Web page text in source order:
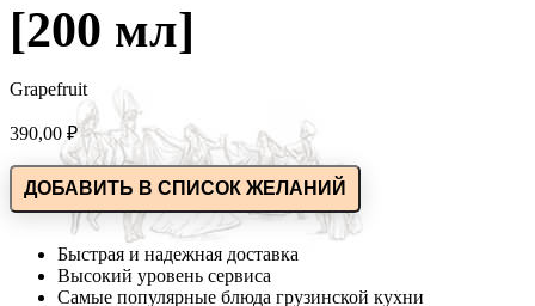
[200 мл]
Grapefruit
390,00 ₽
ДОБАВИТЬ В СПИСОК ЖЕЛАНИЙ
Быстрая и надежная доставка
Высокий уровень сервиса
Самые популярные блюда грузинской кухни